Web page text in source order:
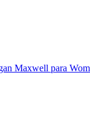
Maxwell para